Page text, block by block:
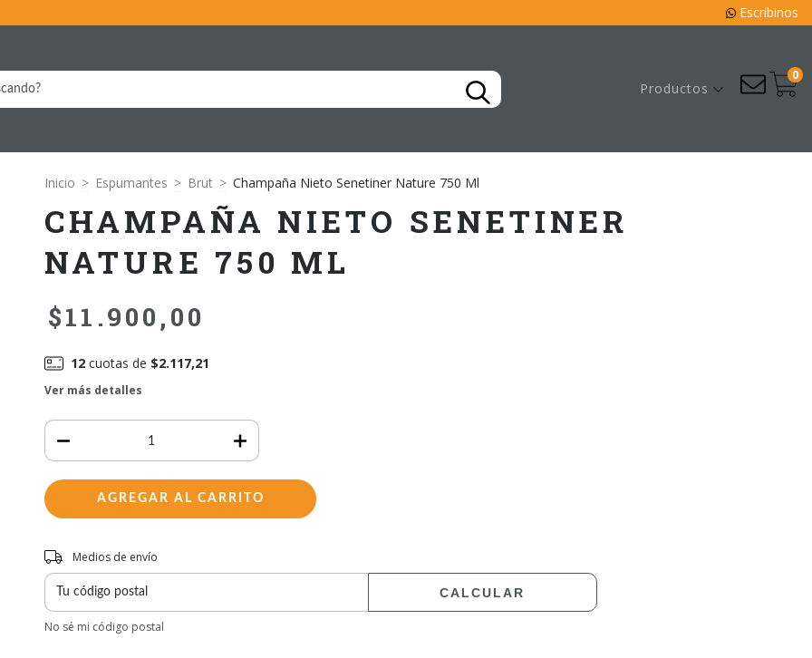
Escribinos
Productos
0
Inicio > Espumantes > Brut > Champaña Nieto Senetiner Nature 750 Ml
CHAMPAÑA NIETO SENETINER
NATURE 750 ML
$11.900,00
12cuotas de $2.117,21
Ver más detalles
Entregas para el CP:
Medios de envío
CALCULAR
No sé mi código postal